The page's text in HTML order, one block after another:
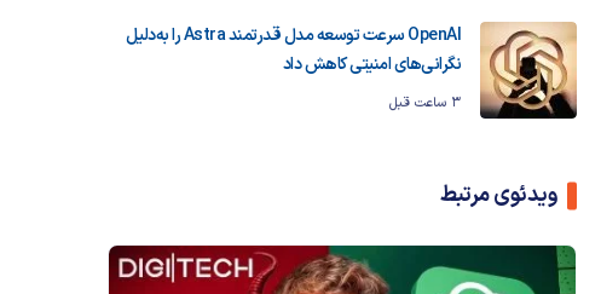
OpenAI سرعت توسعه مدل قدرتمند Astra را به‌دلیل
نگرانی‌های امنیتی کاهش داد
3 ساعت قبل
ویدئوی مرتبط